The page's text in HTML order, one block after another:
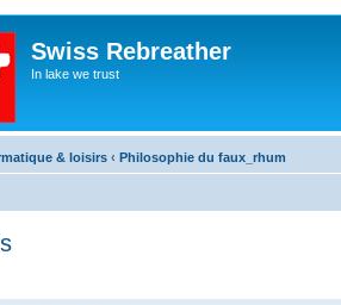
Swiss Rebreather
In lake we trust
& loisirs ‹ Philosophie du faux_rhum